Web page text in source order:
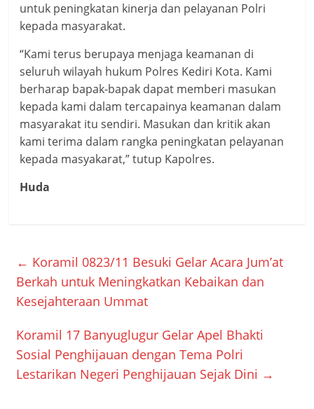
untuk peningkatan kinerja dan pelayanan Polri
kepada masyarakat.
“Kami terus berupaya menjaga keamanan di
seluruh wilayah hukum Polres Kediri Kota. Kami
berharap bapak-bapak dapat memberi masukan
kepada kami dalam tercapainya keamanan dalam
masyarakat itu sendiri. Masukan dan kritik akan
kami terima dalam rangka peningkatan pelayanan
kepada masyakarat,” tutup Kapolres.
Huda
← Koramil 0823/11 Besuki Gelar Acara Jum’at
Berkah untuk Meningkatkan Kebaikan dan
Kesejahteraan Ummat
Koramil 17 Banyuglugur Gelar Apel Bhakti
Sosial Penghijauan dengan Tema Polri
Lestarikan Negeri Penghijauan Sejak Dini →